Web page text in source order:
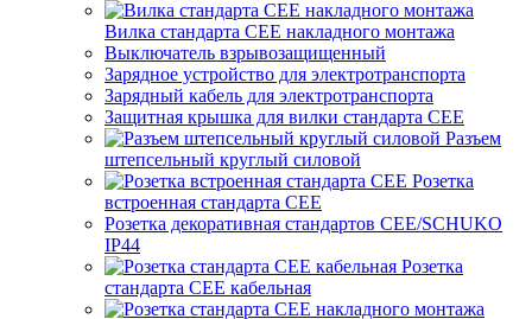
Вилка стандарта CEE накладного монтажа
Выключатель взрывозащищенный
Зарядное устройство для электротранспорта
Зарядный кабель для электротранспорта
Защитная крышка для вилки стандарта CEE
Разъем
штепсельный круглый силовой
Розетка
встроенная стандарта CEE
Розетка декоративная стандартов CEE/SCHUKO
IP44
Розетка
стандарта СЕЕ кабельная